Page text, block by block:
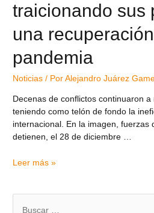
traicionando sus
una
pandemia
Noticias / PorAlejandro Juárez
Decenas de conflictos continuaron a
teniendo como telón de fondo la
internacional. En la imagen, fuerzas
detienen, el 28 de diciembre …
Leer más »